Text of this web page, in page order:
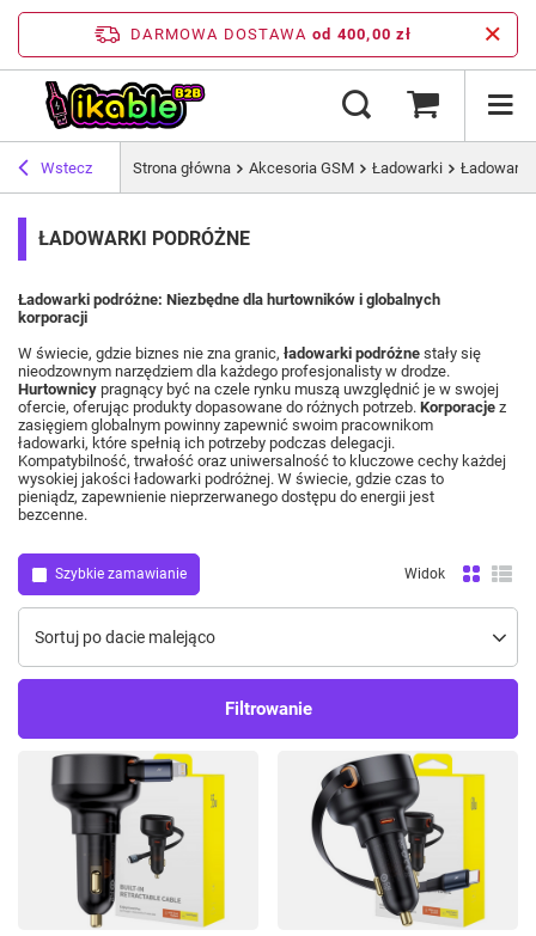
DARMOWA DOSTAWA od 400,00 zł
Wstecz Strona główna Akcesoria GSM Ładowarki Ładowarki
ŁADOWARKI PODRÓŻNE
Ładowarki podróżne: Niezbędne dla hurtowników i globalnych
korporacji
W świecie, gdzie biznes nie zna granic, ładowarki podróżne stały się
nieodzownym narzędziem dla każdego profesjonalisty w drodze.
Hurtownicy pragnący być na czele rynku muszą uwzględnić je w swojej
ofercie, oferując produkty dopasowane do różnych potrzeb. Korporacje z
zasięgiem globalnym powinny zapewnić swoim pracownikom
ładowarki, które spełnią ich potrzeby podczas delegacji.
Kompatybilność, trwałość oraz uniwersalność to kluczowe cechy każdej
wysokiej jakości ładowarki podróżnej. W świecie, gdzie czas to
pieniądz, zapewnienie nieprzerwanego dostępu do energii jest
bezcenne.
Szybkie zamawianie
Zmień sortowanie
Sortuj po dacie malejąco
Widok
Filtrowanie